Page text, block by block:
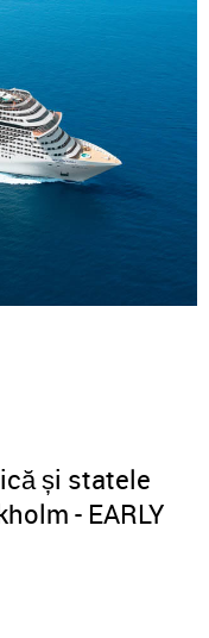
și statele
- EARLY